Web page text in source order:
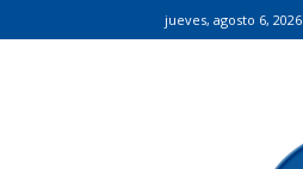
jueves, agosto 6, 2026